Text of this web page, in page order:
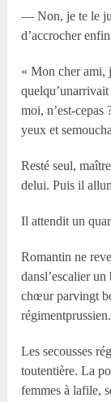
— Non, je te le
d’accrocher
« Mon cher ami,
moi, n’est-cepas
yeux et
Resté seul,
delui. Puis il
Il attendit un
Romantin ne
dansl’escalier
chœur parvingt
régimentprussien.
Les secousses
toutentière. La
femmes à lafile,